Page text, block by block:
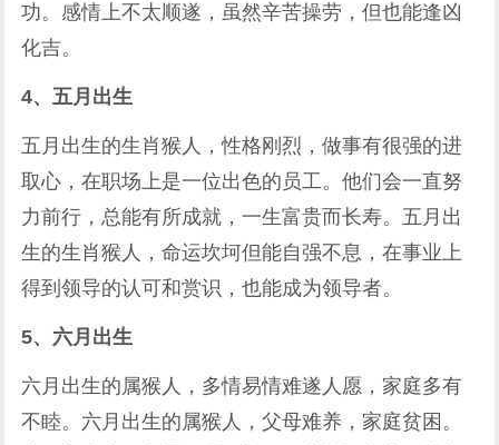
功。感情上不太顺遂，虽然辛苦操劳，但也能逢凶
化吉。
4、五月出生
五月出生的生肖猴人，性格刚烈，做事有很强的进
取心，在职场上是一位出色的员工。他们会一直努
力前行，总能有所成就，一生富贵而长寿。五月出
生的生肖猴人，命运坎坷但能自强不息，在事业上
得到领导的认可和赏识，也能成为领导者。
5、六月出生
六月出生的属猴人，多情易情难遂人愿，家庭多有
不睦。六月出生的属猴人，父母难养，家庭贫困。